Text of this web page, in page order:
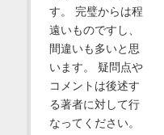
す。 完璧からは程
遠いものですし、
間違いも多いと思
います。 疑問点や
コメントは後述す
る著者に対して行
なってください。